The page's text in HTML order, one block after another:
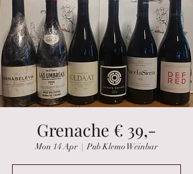
Grenache € 39,-
Mon 14 Apr
  |
Pub Klemo Weinbar